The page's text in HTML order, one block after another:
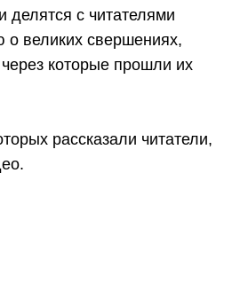
делятся с читателями
о великих свершениях,
которые прошли их
рассказали читатели,